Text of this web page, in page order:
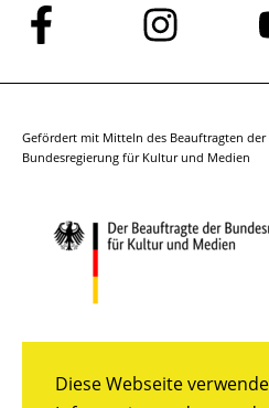
Diese Webseite
Folge
uns
auf
Folge
uns
auf
Gefördert mit Mitteln des Beauftragten der
Bundesregierung für Kultur und Medien